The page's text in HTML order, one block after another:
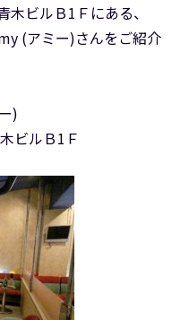
ビルＢ1Ｆにある、
(アミー)さんをご紹介
)
ビルＢ1Ｆ